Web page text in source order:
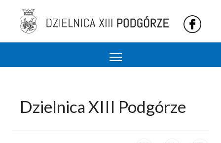
Podgórze 13 dzielnica Krakowa
Dzielnica XIII Podgórze